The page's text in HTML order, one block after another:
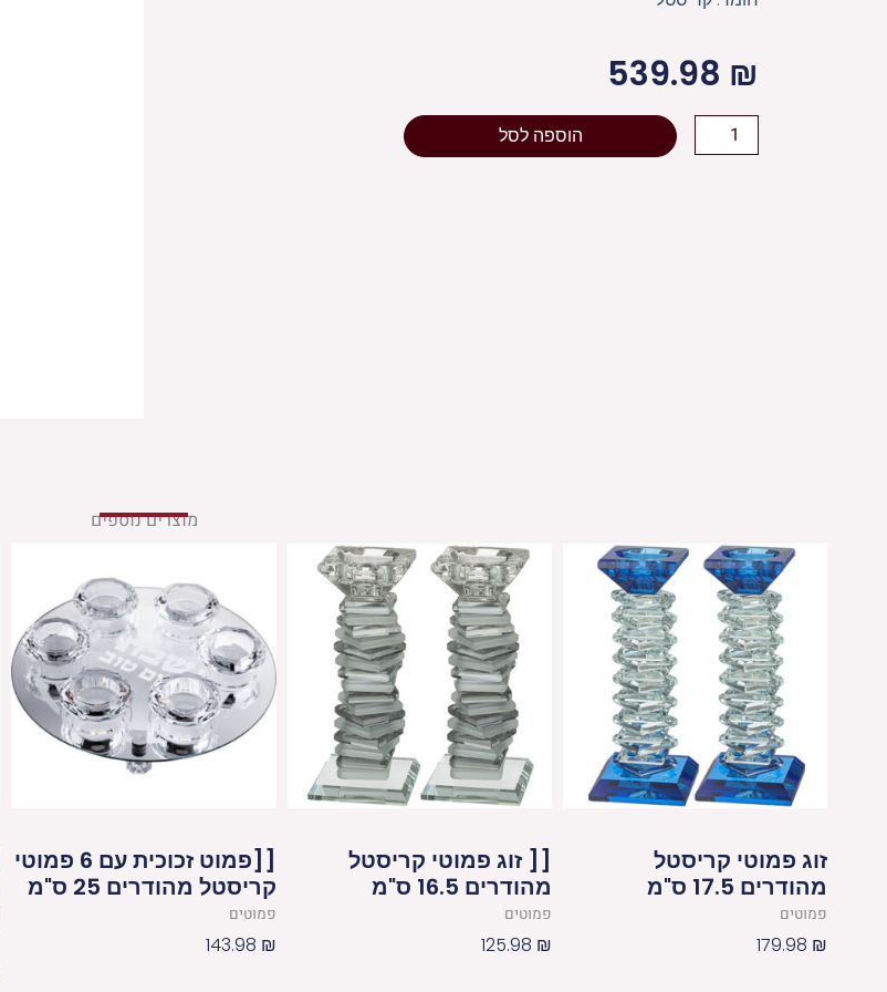
539.98 ₪
כמות
של
הוספה לסל
מוצרים נוספים
זוג פמוטי קריסטל
מהודרים 17.5 ס"מ
פמוטים
179.98 ₪
[[ זוג פמוטי קריסטל
מהודרים 16.5 ס"מ
פמוטים
125.98 ₪
[[פמוט זכוכית עם 6 פמוטי
קריסטל מהודרים 25 ס"מ
פמוטים
143.98 ₪